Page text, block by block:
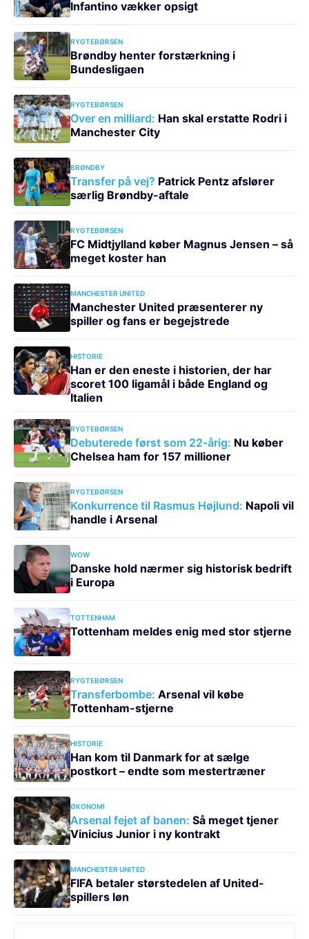
Infantino vækker opsigt
RYGTEBØRSEN
Brøndby henter forstærkning i
Bundesligaen
RYGTEBØRSEN
Over en milliard: Han skal erstatte Rodri i
Manchester City
BRØNDBY
Transfer på vej? Patrick Pentz afslører
særlig Brøndby-aftale
RYGTEBØRSEN
FC Midtjylland køber Magnus Jensen – så
meget koster han
MANCHESTER UNITED
Manchester United præsenterer ny
spiller og fans er begejstrede
HISTORIE
Han er den eneste i historien, der har
scoret 100 ligamål i både England og
Italien
RYGTEBØRSEN
Debuterede først som 22-årig: Nu køber
Chelsea ham for 157 millioner
RYGTEBØRSEN
Konkurrence til Rasmus Højlund: Napoli vil
handle i Arsenal
WOW
Danske hold nærmer sig historisk bedrift
i Europa
TOTTENHAM
Tottenham meldes enig med stor stjerne
RYGTEBØRSEN
Transferbombe: Arsenal vil købe
Tottenham-stjerne
HISTORIE
Han kom til Danmark for at sælge
postkort – endte som mestertræner
ØKONOMI
Arsenal fejet af banen: Så meget tjener
Vinicius Junior i ny kontrakt
MANCHESTER UNITED
FIFA betaler størstedelen af United-
spillers løn